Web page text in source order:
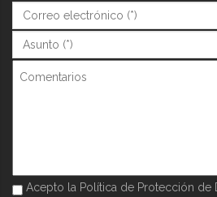
Correo (*)*
Asunto (*)*
Comentarios
Acepto la Política de Protección de
Acepto la Política de Protección de